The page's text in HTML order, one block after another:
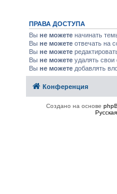
ПРАВА ДОСТУПА
Вы не можетеначинать
Вы не можетеотвечать на
Вы не можете
Вы не можетеудалять свои
Вы не можетедобавлять
Конференция
Создано на основе